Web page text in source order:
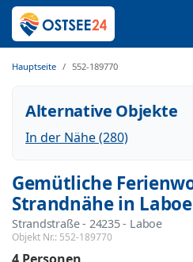
Hauptseite 552-189770
Alternative Objekte
In der Nähe (280)
Gemütliche
Strandnähe in Laboe
Strandstraße - 24235 - Laboe
Objekt Nr.: 552-189770